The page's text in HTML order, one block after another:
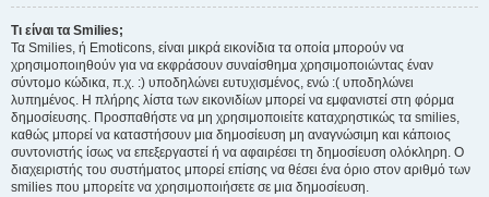
Τι είναι τα Smilies;
Τα Smilies, ή Emoticons, είναι μικρά εικονίδια τα οποία μπορούν να
χρησιμοποιηθούν για να εκφράσουν συναίσθημα χρησιμοποιώντας έναν
σύντομο κώδικα, π.χ. :) υποδηλώνει ευτυχισμένος, ενώ :( υποδηλώνει
λυπημένος. Η πλήρης λίστα των εικονιδίων μπορεί να εμφανιστεί στη φόρμα
δημοσίευσης. Προσπαθήστε να μη χρησιμοποιείτε καταχρηστικώς τα smilies,
καθώς μπορεί να καταστήσουν μια δημοσίευση μη αναγνώσιμη και κάποιος
συντονιστής ίσως να επεξεργαστεί ή να αφαιρέσει τη δημοσίευση ολόκληρη. Ο
διαχειριστής του συστήματος μπορεί επίσης να θέσει ένα όριο στον αριθμό των
smilies που μπορείτε να χρησιμοποιήσετε σε μια δημοσίευση.